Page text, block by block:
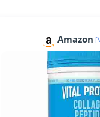
Amazon